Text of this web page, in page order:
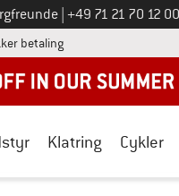
Ring til os på
+49 71 21 70 12 0
betalingFind
Klatring Cykler